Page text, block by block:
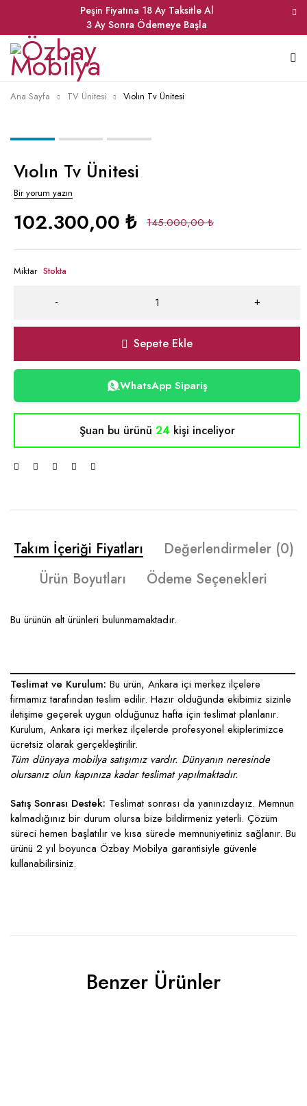
Peşin Fiyatına 18 Ay Taksitle Al
3 Ay Sonra Ödemeye Başla
Ana Sayfa TV Ünitesi Vıolın Tv Ünitesi
Vıolın Tv Ünitesi
Bir yorum yazın
145.000,00₺
102.300,00 ₺
Miktar Stokta
Sepete Ekle
WhatsApp Sipariş
Şuan bu ürünü 24 kişi inceliyor
Takım İçeriği Fiyatları
Değerlendirmeler (0)
Ürün Boyutları
Ödeme Seçenekleri
Bu ürünün alt ürünleri bulunmamaktadır.
____________________________________________________
Teslimat ve Kurulum: Bu ürün, Ankara içi merkez ilçelere
firmamız tarafından teslim edilir. Hazır olduğunda ekibimiz sizinle
iletişime geçerek uygun olduğunuz hafta için teslimat planlanır.
Kurulum, Ankara içi merkez ilçelerde profesyonel ekiplerimizce
ücretsiz olarak gerçekleştirilir.
Tüm dünyaya mobilya satışımız vardır. Dünyanın neresinde
olursanız olun kapınıza kadar teslimat yapılmaktadır.
Satış Sonrası Destek: Teslimat sonrası da yanınızdayız. Memnun
kalmadığınız bir durum olursa bize bildirmeniz yeterli. Çözüm
süreci hemen başlatılır ve kısa sürede memnuniyetiniz sağlanır. Bu
ürünü 2 yıl boyunca Özbay Mobilya garantisiyle güvenle
kullanabilirsiniz.
Benzer Ürünler